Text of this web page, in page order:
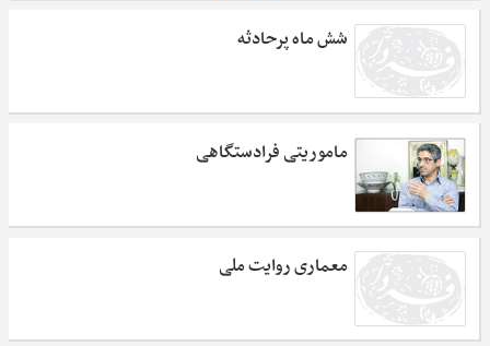
شش ماه پرحادثه
ماموریتی فرادستگاهی
معماری روایت ملی